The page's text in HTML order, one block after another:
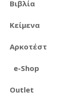
Βιβλία
Κείμενα
Αρκοτέστ
e-Shop
Outlet